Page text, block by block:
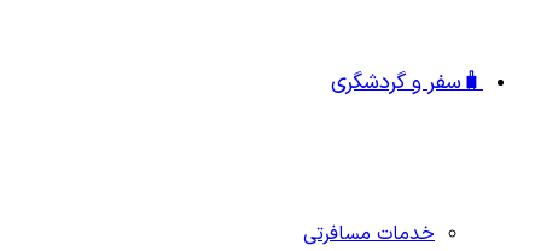
🧳سفر و گردشگری
خدمات مسافرتی